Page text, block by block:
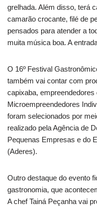
grelhada. Além disso, terá
camarão crocante, filé de
pensados para atender a
muita música boa. A
O 16º Festival
também vai contar com
capixaba,
Microempreendedores
foram selecionados por
realizado pela Agência de
Pequenas Empresas e do
(Aderes).
Outro destaque do evento
gastronomia, que
A chef Tainá Peçanha vai